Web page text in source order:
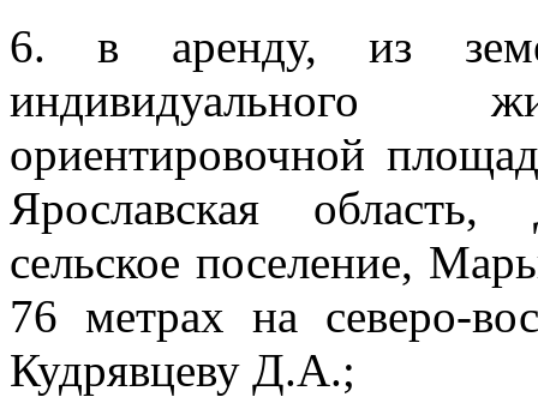
6. в аренду, из
индивидуального
ориентировочной
Ярославская
сельское поселение,
76 метрах на северо-
Кудрявцеву Д.А.;